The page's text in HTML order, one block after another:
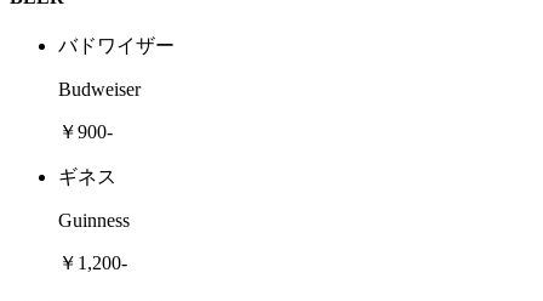
バドワイザー
Budweiser
￥900-
ギネス
Guinness
￥1,200-